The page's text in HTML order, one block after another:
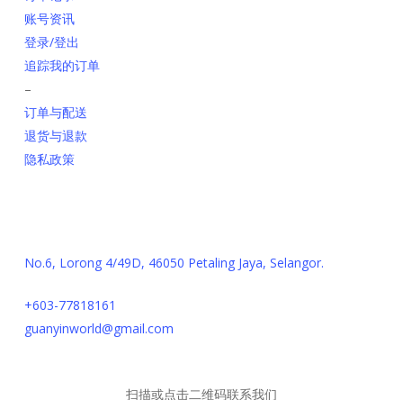
账号资讯
登录/登出
追踪我的订单
–
订单与配送
退货与退款
隐私政策
No.6, Lorong 4/49D, 46050 Petaling Jaya, Selangor.
+603-77818161
guanyinworld@gmail.com
扫描或点击二维码联系我们